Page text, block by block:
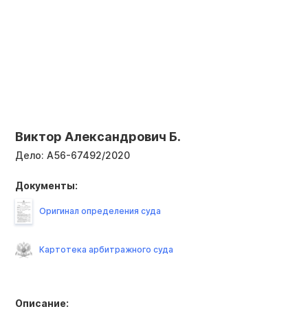
Виктор Александрович Б.
Дело: А56-67492/2020
Описание:
Документы:
Оригинал определения суда
Картотека арбитражного суда